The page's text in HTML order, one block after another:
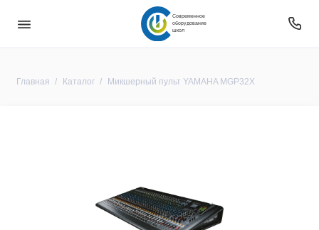
Современное
оборудование
школ
Главная Каталог Микшерный пульт YAMAHA MGP32X